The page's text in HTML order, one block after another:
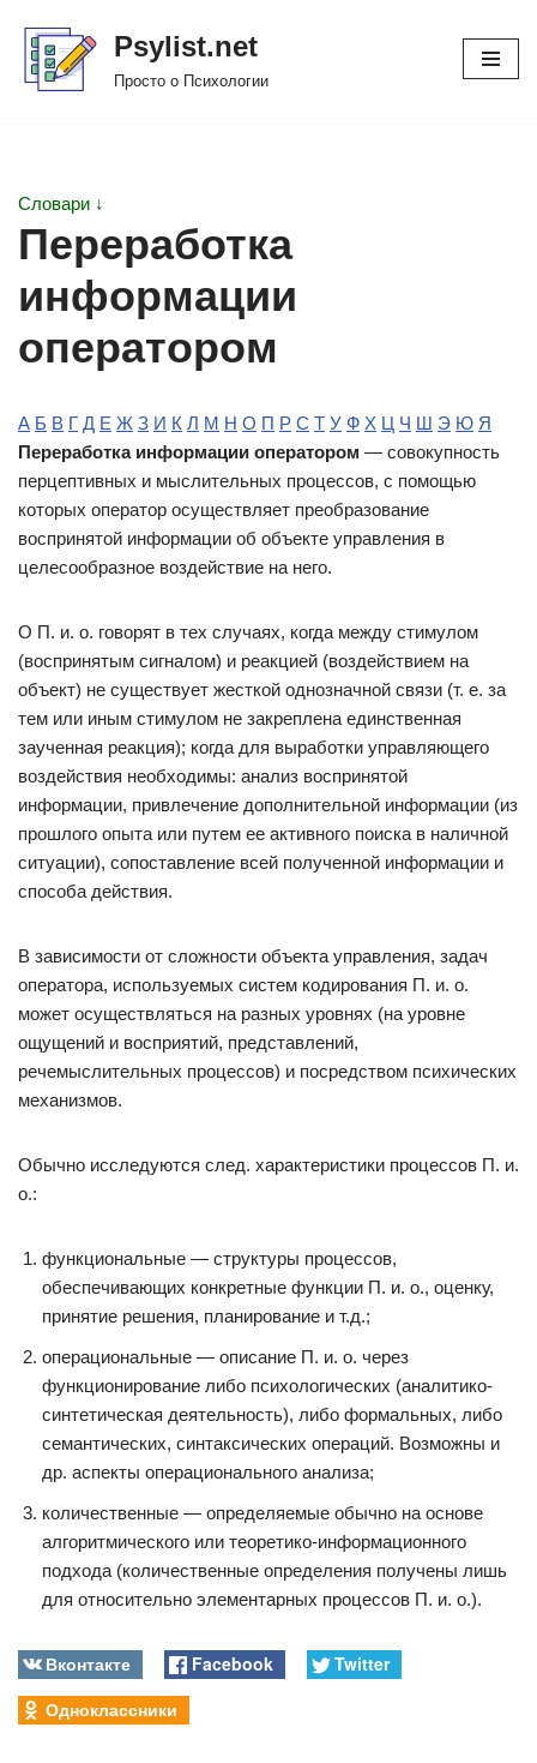
Перейти
Psylist.net
Просто о Психологии
Словари ↓
Переработка
информации
оператором
А Б В Г Д Е Ж З И К Л М Н О П Р С Т У Ф Х Ц Ч Ш Э Ю Я
Переработка информации оператором — совокупность
перцептивных и мыслительных процессов, с помощью
которых оператор осуществляет преобразование
воспринятой информации об объекте управления в
целесообразное воздействие на него.
О П. и. о. говорят в тех случаях, когда между стимулом
(воспринятым сигналом) и реакцией (воздействием на
объект) не существует жесткой однозначной связи (т. е. за
тем или иным стимулом не закреплена единственная
заученная реакция); когда для выработки управляющего
воздействия необходимы: анализ воспринятой
информации, привлечение дополнительной информации (из
прошлого опыта или путем ее активного поиска в наличной
ситуации), сопоставление всей полученной информации и
способа действия.
В зависимости от сложности объекта управления, задач
оператора, используемых систем кодирования П. и. о.
может осуществляться на разных уровнях (на уровне
ощущений и восприятий, представлений,
речемыслительных процессов) и посредством психических
механизмов.
Обычно исследуются след. характеристики процессов П. и.
о.:
функциональные — структуры процессов,
обеспечивающих конкретные функции П. и. о., оценку,
принятие решения, планирование и т.д.;
операциональные — описание П. и. о. через
функционирование либо психологических (аналитико-
синтетическая деятельность), либо формальных, либо
семантических, синтаксических операций. Возможны и
др. аспекты операционального анализа;
количественные — определяемые обычно на основе
алгоритмического или теоретико-информационного
подхода (количественные определения получены лишь
для относительно элементарных процессов П. и. о.).
Вконтакте Facebook
Twitter
Одноклассники